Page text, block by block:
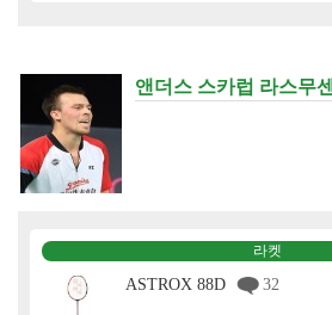
앤더스 스카럽 라스무센
라켓
ASTROX 88D 32